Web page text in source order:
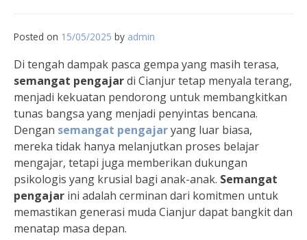
Posted on 15/05/2025 by admin
Di tengah dampak pasca gempa yang masih terasa,
semangat pengajardi Cianjur tetap menyala terang,
menjadi kekuatan pendorong untuk membangkitkan
tunas bangsa yang menjadi penyintas bencana.
Dengan semangat pengajaryang luar biasa,
mereka tidak hanya melanjutkan proses belajar
mengajar, tetapi juga memberikan dukungan
psikologis yang krusial bagi anak-anak. Semangat
pengajar ini adalah cerminan dari komitmen untuk
memastikan generasi muda Cianjur dapat bangkit dan
menatap masa depan.